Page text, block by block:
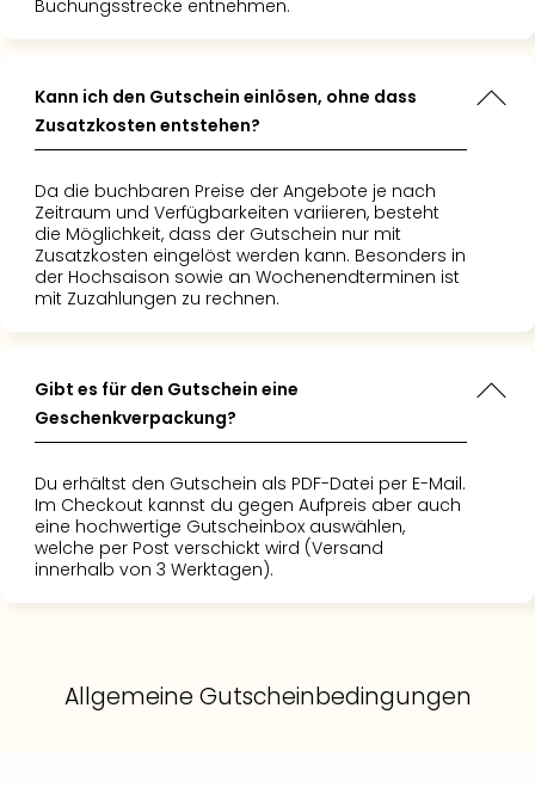
Buchungsstrecke entnehmen.
Kann ich den Gutschein einlösen, ohne dass
Zusatzkosten entstehen?
Da die buchbaren Preise der Angebote je nach
Zeitraum und Verfügbarkeiten variieren, besteht
die Möglichkeit, dass der Gutschein nur mit
Zusatzkosten eingelöst werden kann. Besonders in
der Hochsaison sowie an Wochenendterminen ist
mit Zuzahlungen zu rechnen.
Gibt es für den Gutschein eine
Geschenkverpackung?
Du erhältst den Gutschein als PDF-Datei per E-Mail.
Im Checkout kannst du gegen Aufpreis aber auch
eine hochwertige Gutscheinbox auswählen,
welche per Post verschickt wird (Versand
innerhalb von 3 Werktagen).
Allgemeine Gutscheinbedingungen